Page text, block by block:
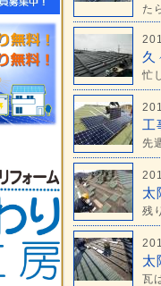
た
久
忙
工
先
太
残
太
瓦